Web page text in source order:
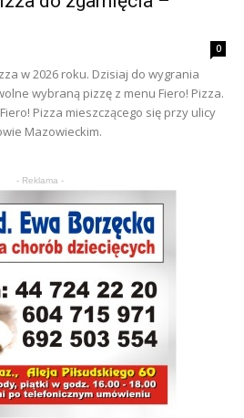
0
w 2026 roku. Dzisiaj do wygrania
wybraną pizzę z menu Fiero! Pizza.
Pizza mieszczącego się przy ulicy
Mazowieckim.
- Reklama -